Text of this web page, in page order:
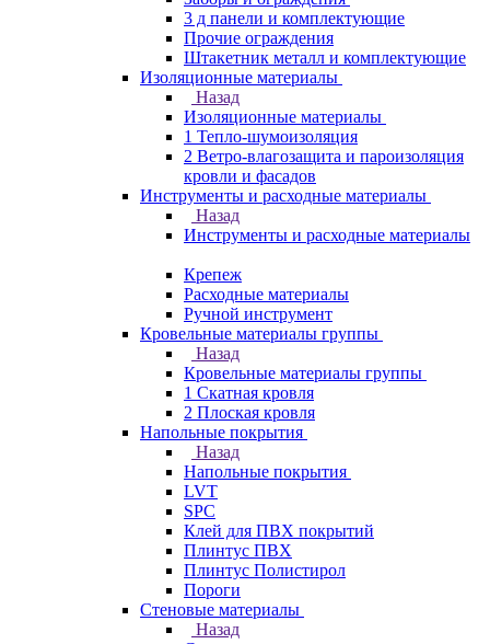
3 д панели и комплектующие
Прочие ограждения
Штакетник металл и комплектующие
Изоляционные материалы
Назад
Изоляционные материалы
1 Тепло-шумоизоляция
2 Ветро-влагозащита и пароизоляция
кровли и фасадов
Инструменты и расходные материалы
Назад
Инструменты и расходные материалы
Крепеж
Расходные материалы
Ручной инструмент
Кровельные материалы группы
Назад
Кровельные материалы группы
1 Скатная кровля
2 Плоская кровля
Напольные покрытия
Назад
Напольные покрытия
LVT
SPC
Клей для ПВХ покрытий
Плинтус ПВХ
Плинтус Полистирол
Пороги
Стеновые материалы
Назад